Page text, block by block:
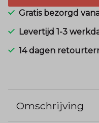
Gratis bezorgd
Levertijd 1-3
14 dagen
Omschrijving